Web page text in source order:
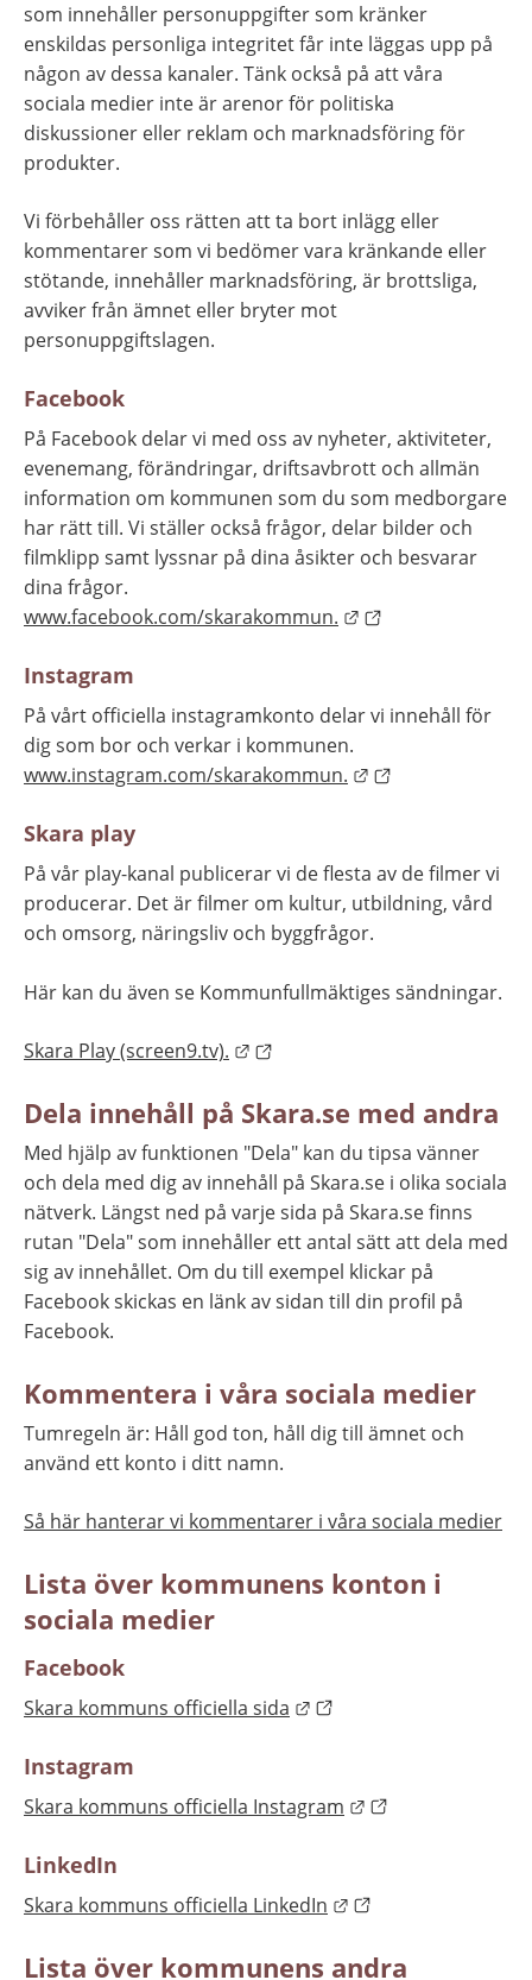
som innehåller personuppgifter som kränker
enskildas personliga integritet får inte läggas upp på
någon av dessa kanaler. Tänk också på att våra
sociala medier inte är arenor för politiska
diskussioner eller reklam och marknadsföring för
produkter.
Vi förbehåller oss rätten att ta bort inlägg eller
kommentarer som vi bedömer vara kränkande eller
stötande, innehåller marknadsföring, är brottsliga,
avviker från ämnet eller bryter mot
personuppgiftslagen.
Facebook
På Facebook delar vi med oss av nyheter, aktiviteter,
evenemang, förändringar, driftsavbrott och allmän
information om kommunen som du som medborgare
har rätt till. Vi ställer också frågor, delar bilder och
filmklipp samt lyssnar på dina åsikter och besvarar
dina frågor.
www.facebook.com/skarakommun.
Länk till annan
Instagram
På vårt officiella instagramkonto delar vi innehåll för
dig som bor och verkar i kommunen.
www.instagram.com/skarakommun.
Länk till annan
Skara play
På vår play-kanal publicerar vi de flesta av de filmer vi
producerar. Det är filmer om kultur, utbildning, vård
och omsorg, näringsliv och byggfrågor.
Här kan du även se Kommunfullmäktiges sändningar.
Skara Play (screen9.tv). Länk till annan webbplats.
Dela innehåll på Skara.se med andra
Med hjälp av funktionen "Dela" kan du tipsa vänner
och dela med dig av innehåll på Skara.se i olika sociala
nätverk. Längst ned på varje sida på Skara.se finns
rutan "Dela" som innehåller ett antal sätt att dela med
sig av innehållet. Om du till exempel klickar på
Facebook skickas en länk av sidan till din profil på
Facebook.
Kommentera i våra sociala medier
Tumregeln är: Håll god ton, håll dig till ämnet och
använd ett konto i ditt namn.
Så här hanterar vi kommentarer i våra sociala medier
Lista över kommunens konton i
sociala medier
Facebook
Skara kommuns officiella sida Länk till annan
Instagram
Skara kommuns officiella Instagram Länk till annan
LinkedIn
Skara kommuns officiella LinkedIn Länk till annan
Lista över kommunens andra